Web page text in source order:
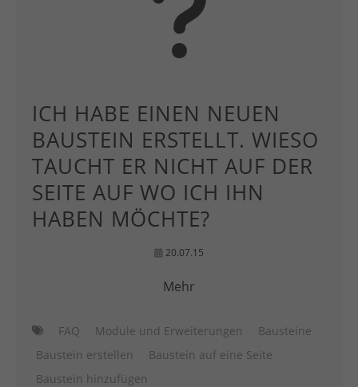
ICH HABE EINEN NEUEN
BAUSTEIN ERSTELLT. WIESO
TAUCHT ER NICHT AUF DER
SEITE AUF WO ICH IHN
HABEN MÖCHTE?
20.07.15
Mehr
FAQ Module und Erweiterungen
Bausteine
Baustein erstellen
Baustein auf eine Seite
Baustein hinzufügen